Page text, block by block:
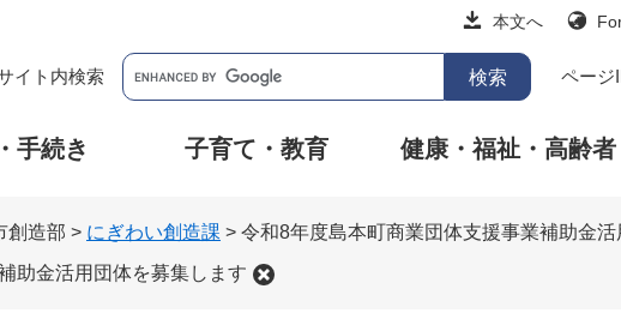
本文へ
イト内検索 ページ
手続き 子育て・教育 健康・福祉・高齢者
創造部 > にぎわい創造課 > 令和8年度島本町商業団体支援事業補助金
助金活用団体を募集します